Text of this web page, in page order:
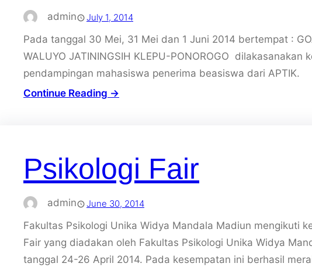
admin July 1, 2014
Pada tanggal 30 Mei, 31 Mei dan 1 Juni 2014 bertempat :
WALUYO JATININGSIH KLEPU-PONOROGO dilakasanakan
pendampingan mahasiswa penerima beasiswa dari APTIK.
Continue Reading →
Psikologi Fair
admin June 30, 2014
Fakultas Psikologi Unika Widya Mandala Madiun mengikuti
Fair yang diadakan oleh Fakultas Psikologi Unika Widya
tanggal 24-26 April 2014. Pada kesempatan ini berhasil